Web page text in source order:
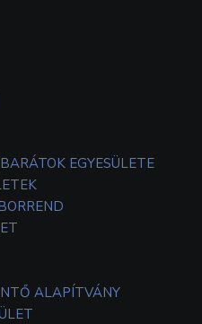
EGYESÜLETE
ALAPÍTVÁNY